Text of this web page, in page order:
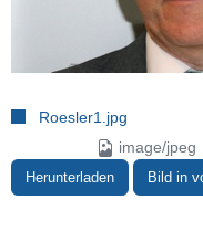
Roesler1.jpg
image/jpeg
Herunterladen Bild in